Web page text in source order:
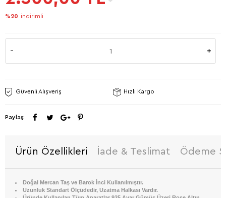
%20 indirimli
Güvenli Alışveriş Hızlı Kargo
Paylaş:
Ürün Özellikleri İade & Teslimat Ödeme
Doğal Mercan Taş ve Barok İnci Kullanılmıştır.
Uzunluk Standart Ölçüdedir, Uzatma Halkası Vardır.